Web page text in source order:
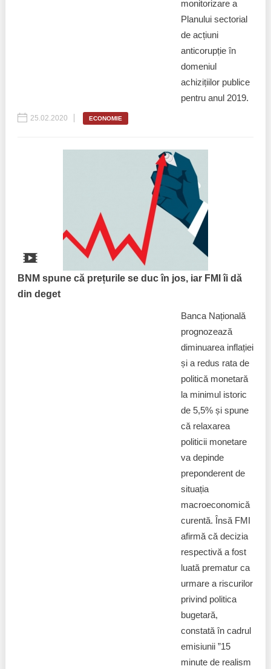
monitorizare a
Planului sectorial
de acțiuni
anticorupție în
domeniul
achizițiilor publice
pentru anul 2019.
25.02.2020 ECONOMIE
BNM spune că prețurile se duc în jos, iar FMI îi dă
din deget
Banca Națională
prognozează
diminuarea inflației
și a redus rata de
politică monetară
la minimul istoric
de 5,5% și spune
că relaxarea
politicii monetare
va depinde
preponderent de
situația
macroeconomică
curentă. Însă FMI
afirmă că decizia
respectivă a fost
luată prematur ca
urmare a riscurilor
privind politica
bugetară,
constată în cadrul
emisiunii ”15
minute de realism